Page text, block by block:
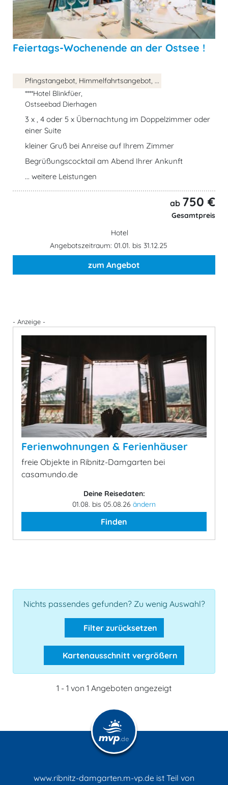
Feiertags-Wochenende an der Ostsee !
Pfingstangebot, Himmelfahrtsangebot, ...
****Hotel Blinkfüer,
Ostseebad Dierhagen
3 x , 4 oder 5 x Übernachtung im Doppelzimmer oder
einer Suite
kleiner Gruß bei Anreise auf Ihrem Zimmer
Begrüßungscocktail am Abend Ihrer Ankunft
... weitere Leistungen
ab 750 €
Gesamtpreis
Hotel
Angebotszeitraum: 01.01. bis 31.12.25
zum Angebot
- Anzeige -
Ferienwohnungen & Ferienhäuser
freie Objekte in Ribnitz-Damgarten bei
casamundo.de
Deine Reisedaten:
01.08. bis 05.08.26 ändern
Finden
Nichts passendes gefunden? Zu wenig Auswahl?
Filter zurücksetzen
Kartenausschnitt vergrößern
1 - 1 von 1 Angeboten angezeigt
www.ribnitz-damgarten.m-vp.de ist Teil von